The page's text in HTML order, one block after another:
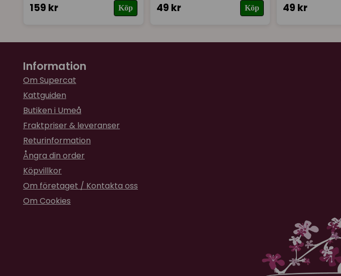
159 kr Köp 49 kr Köp 49 kr
Information
Om Supercat
Kattguiden
Butiken i Umeå
Fraktpriser & leveranser
Returinformation
Ångra din order
Köpvillkor
Om företaget / Kontakta oss
Om Cookies